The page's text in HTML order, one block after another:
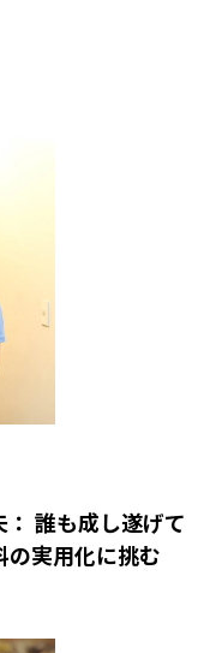
： 誰も成し遂げて
の実用化に挑む